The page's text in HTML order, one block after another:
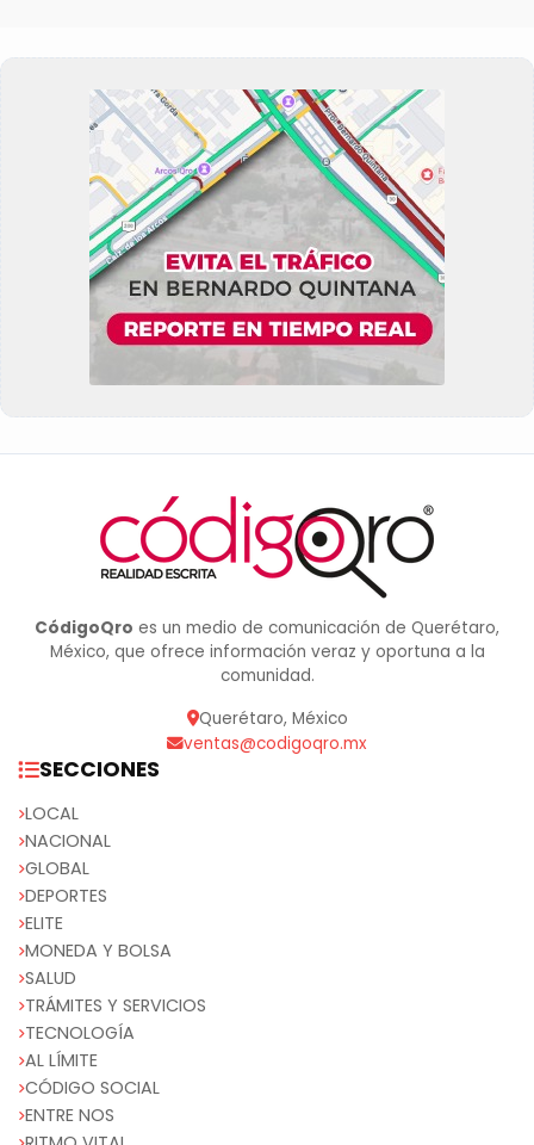
CódigoQro es un medio de comunicación de Querétaro,
México, que ofrece información veraz y oportuna a la
comunidad.
Querétaro, México
ventas@codigoqro.mx
SECCIONES
LOCAL
NACIONAL
GLOBAL
DEPORTES
ELITE
MONEDA Y BOLSA
SALUD
TRÁMITES Y SERVICIOS
TECNOLOGÍA
AL LÍMITE
CÓDIGO SOCIAL
ENTRE NOS